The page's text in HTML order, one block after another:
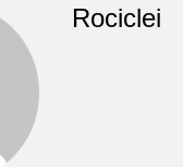
Rociclei